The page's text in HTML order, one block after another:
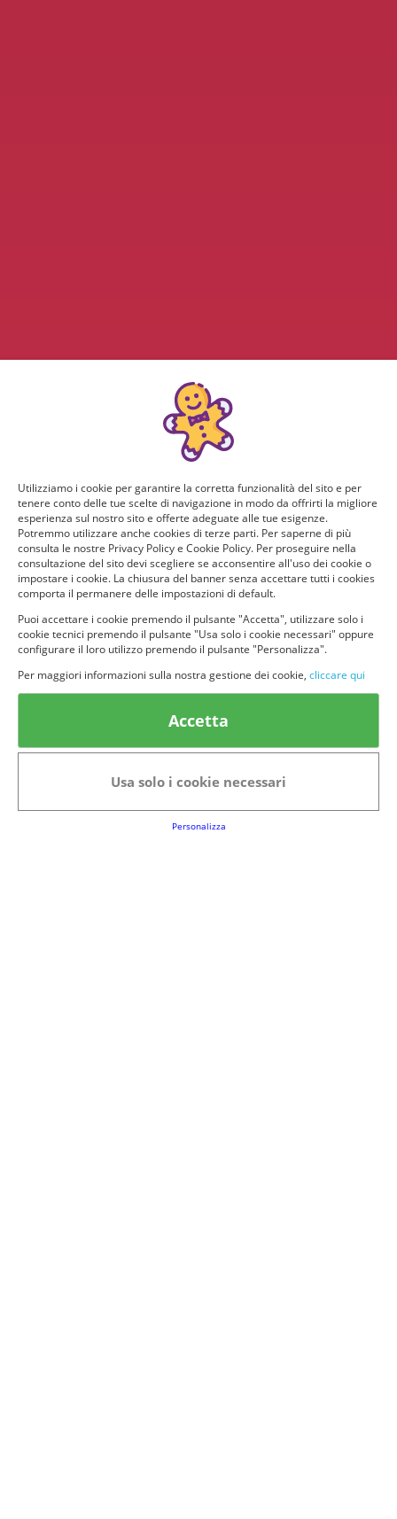
Categorie in evidenza
Alimenti e bevande
Senior
Utilizziamo i cookie per garantire la corretta funzionalità del sito e per
tenere conto delle tue scelte di navigazione in modo da offrirti la migliore
esperienza sul nostro sito e offerte adeguate alle tue esigenze.
Potremmo utilizzare anche cookies di terze parti. Per saperne di più
consulta le nostre Privacy Policy e Cookie Policy. Per proseguire nella
consultazione del sito devi scegliere se acconsentire all'uso dei cookie o
impostare i cookie. La chiusura del banner senza accettare tutti i cookies
comporta il permanere delle impostazioni di default.
Puoi accettare i cookie premendo il pulsante "Accetta", utilizzare solo i
cookie tecnici premendo il pulsante "Usa solo i cookie necessari" oppure
configurare il loro utilizzo premendo il pulsante "Personalizza".
Per maggiori informazioni sulla nostra gestione dei cookie, cliccare qui
Accetta
Usa solo i cookie necessari
Personalizza